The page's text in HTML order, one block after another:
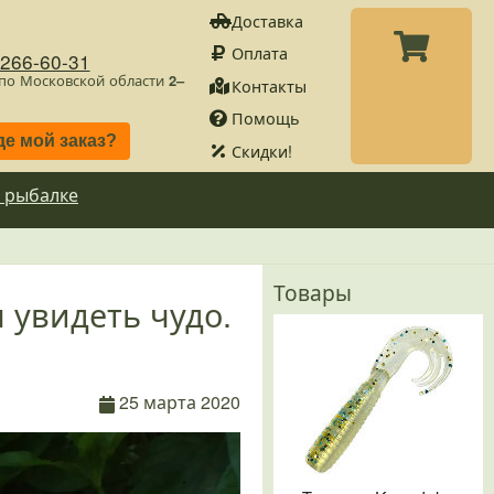
Доставка
Оплата
Контакты
Помощь
Скидки!
60-31
Московской области 2–
мой заказ?
увидеть чудо.
25 марта 2020
Товары